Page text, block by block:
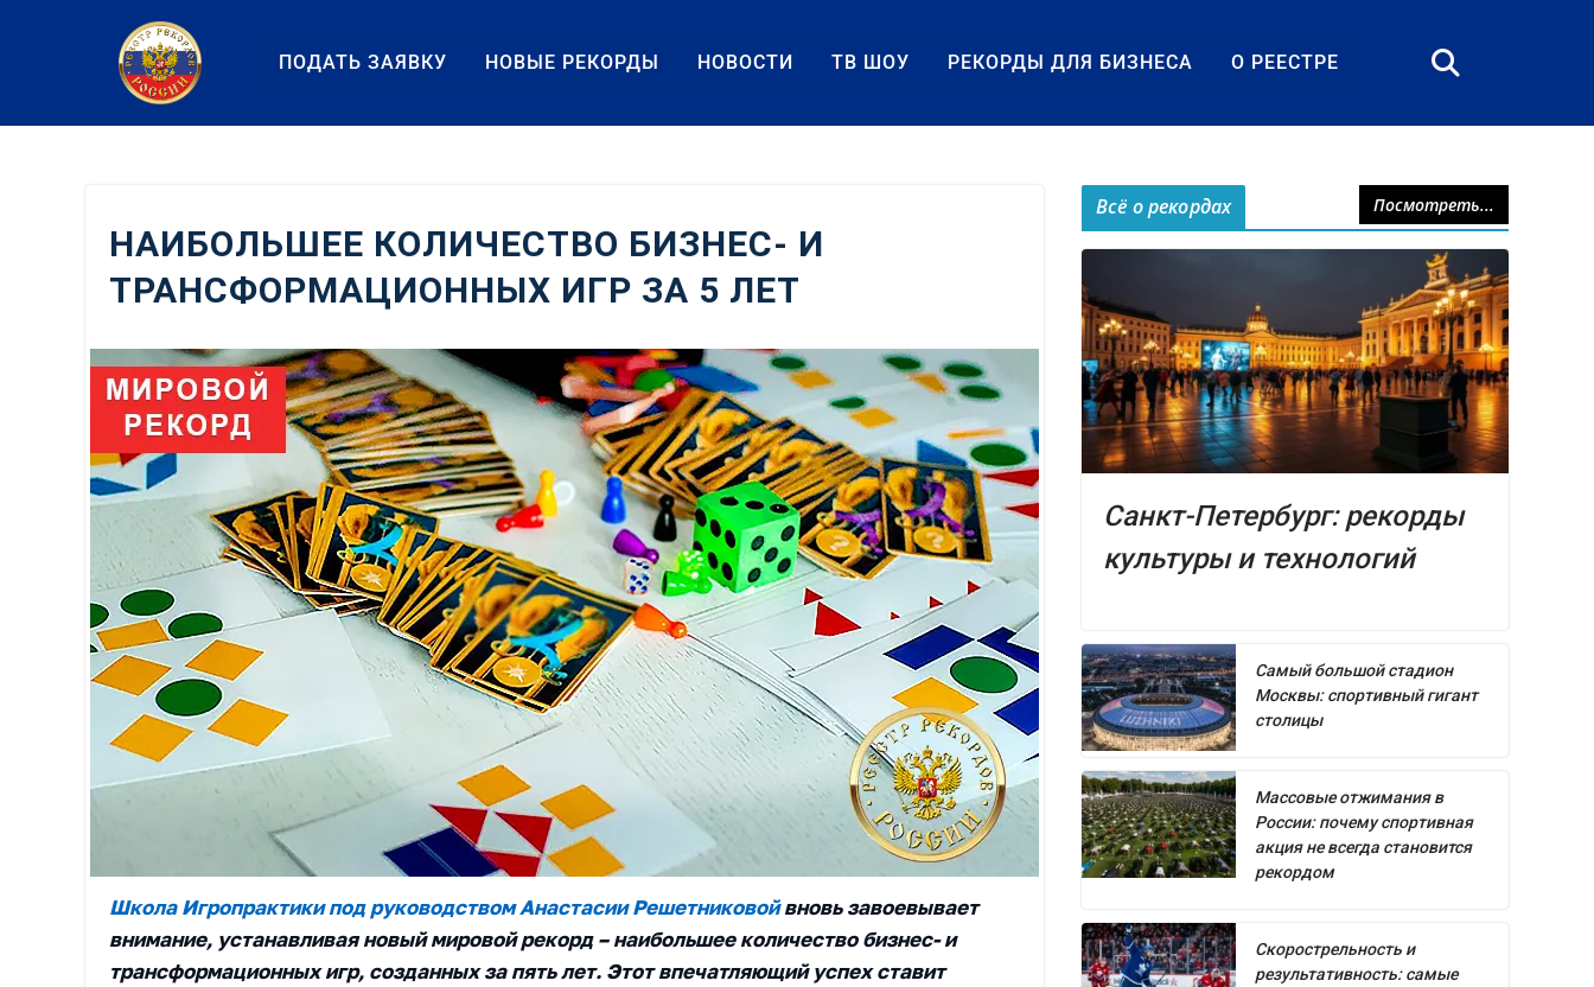
содержанию
ПОДАТЬ ЗАЯВКУ НОВЫЕ РЕКОРДЫ НОВОСТИ ТВ ШОУ РЕКОРДЫ ДЛЯ БИЗНЕСА О РЕЕСТРЕ
НАИБОЛЬШЕЕ КОЛИЧЕСТВО БИЗНЕС- И
ТРАНСФОРМАЦИОННЫХ ИГР ЗА 5 ЛЕТ
Школа Игропрактики под руководством Анастасии Решетниковойвновь завоевывает
внимание, устанавливая новый мировой рекорд – наибольшее количество бизнес- и
трансформационных игр, созданных за пять лет. Этот впечатляющий успех ставит
Всё о рекордах Посмотреть...
Санкт-Петербург: рекорды
культуры и технологий
Самый большой стадион
Москвы: спортивный гигант
столицы
Массовые отжимания в
России: почему спортивная
акция не всегда становится
рекордом
Скорострельность и
результативность: самые